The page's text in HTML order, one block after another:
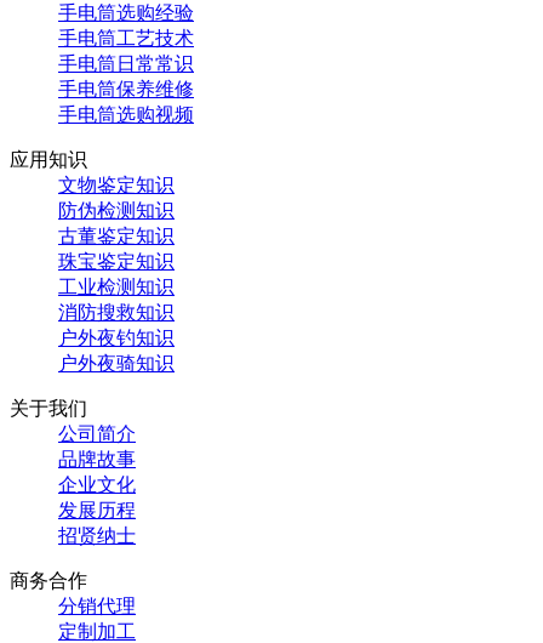
手电筒选购经验
手电筒工艺技术
手电筒日常常识
手电筒保养维修
手电筒选购视频
应用知识
文物鉴定知识
防伪检测知识
古董鉴定知识
珠宝鉴定知识
工业检测知识
消防搜救知识
户外夜钓知识
户外夜骑知识
关于我们
公司简介
品牌故事
企业文化
发展历程
招贤纳士
商务合作
分销代理
定制加工